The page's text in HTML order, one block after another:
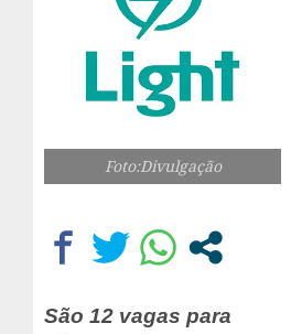
Foto:Divulgação
São 12 vagas para